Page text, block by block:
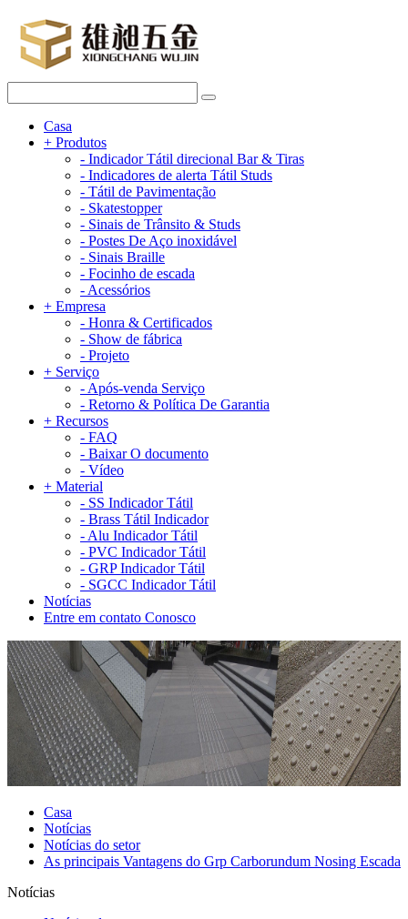
Casa
+ Produtos
- Indicador Tátil direcional Bar & Tiras
- Indicadores de alerta Tátil Studs
- Tátil de Pavimentação
- Skatestopper
- Sinais de Trânsito & Studs
- Postes De Aço inoxidável
- Sinais Braille
- Focinho de escada
- Acessórios
+ Empresa
- Honra & Certificados
- Show de fábrica
- Projeto
+ Serviço
- Após-venda Serviço
- Retorno & Política De Garantia
+ Recursos
- FAQ
- Baixar O documento
- Vídeo
+ Material
- SS Indicador Tátil
- Brass Tátil Indicador
- Alu Indicador Tátil
- PVC Indicador Tátil
- GRP Indicador Tátil
- SGCC Indicador Tátil
Notícias
Entre em contato Conosco
Casa
Notícias
Notícias do setor
As principais Vantagens do Grp Carborundum Nosing Escada
Notícias